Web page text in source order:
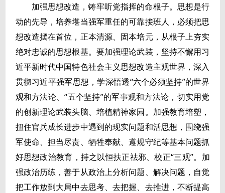
加强思想改造，铸牢听党指挥的命根子。思想是行
动的先导，培养堪当强军重任的可靠接班人，必须把思
想改造摆在首位，正本清源、固本培元，从根子上夯实
绝对忠诚的思想根基。要加强理论武装，坚持不懈用习
近平新时代中国特色社会主义思想改造主观世界，深入
贯彻习近平强军思想，学深悟透“六个必须坚持”的世界
观和方法论、“五个坚持”的军事观和方法论，切实用党
的创新理论武装头脑、培植精神家园。加强教育培塑，
扭住官兵成长进步中遇到的现实问题和活思想，围绕强
军使命、担当尽责、牺牲奉献、遵规守纪等基本问题抓
好思想政治教育，持之以恒扶正祛邪、校正“三观”。加
强政治历练，善于从政治上分析问题、解决问题，自觉
把工作放到大局中去思考、去把握、去推进，不断提高